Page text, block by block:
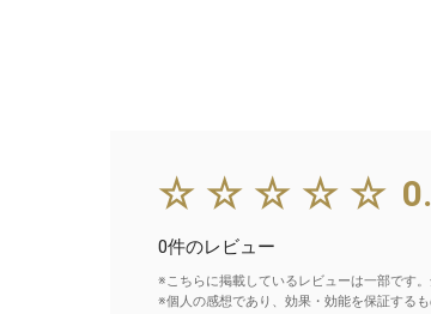
☆☆☆☆☆
0件のレビュー
※こちらに掲載しているレビューは一部です
※個人の感想であり、効果・効能を保証するも